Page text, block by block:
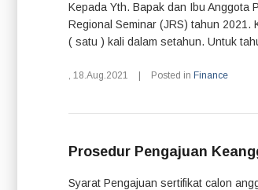
Kepada Yth. Bapak dan Ibu Anggota
Regional Seminar (JRS) tahun 2021.
( satu ) kali dalam setahun. Untuk
, 18.Aug.2021 Posted in Finance
Prosedur Pengajuan
Syarat Pengajuan sertifikat calon